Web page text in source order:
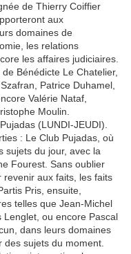
de Thierry Coiffier
aux
domaines de
les relations
les affaires judiciaires.
Bénédicte Le Chatelier,
Patrice Duhamel,
Valérie Nataf,
Moulin.
(LUNDI-JEUDI).
: Le Club Pujadas, où
sujets du jour, avec la
Fourest. Sans oublier
aux faits, les faits
Pris, ensuite,
telles que Jean-Michel
Lenglet, ou encore Pascal
dans leurs domaines
sujets du moment.